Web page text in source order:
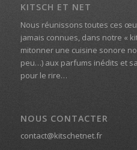
KITSCH ET NET
Nous réunissons toutes ces
jamais connues, dans notre «
mitonner une cuisine sonore
peu…) aux parfums inédits et
pour le rire…
NOUS CONTACTER
contact@kitschetnet.fr